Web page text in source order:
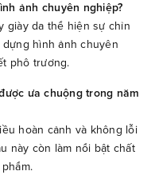
ảnh chuyên nghiệp?
giày da thể hiện sự chỉn
hình ảnh chuyên
phô trương.
ưa chuộng trong năm
hoàn cảnh và không lỗi
này còn làm nổi bật chất